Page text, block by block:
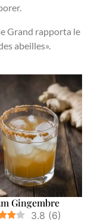
Grand rapporta le
abeilles».
Gingembre
3.8 (6)